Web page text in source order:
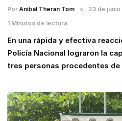
Por Anibal Theran Tom
23 de
1 Minutos de lectura
En una rápida y efectiva
Policía Nacional lograron la
tres personas procedentes